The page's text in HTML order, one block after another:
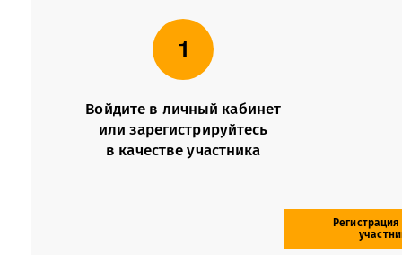
1
Войдите в личный кабинет
или зарегистрируйтесь
в качестве участника